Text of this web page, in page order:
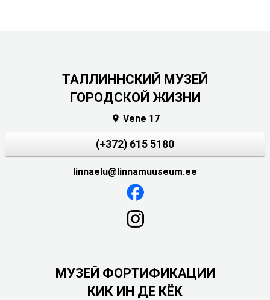
ТАЛЛИННСКИЙ МУЗЕЙ
ГОРОДСКОЙ ЖИЗНИ
 Vene 17
(+372) 615 5180
linnaelu@linnamuuseum.ee
МУЗЕЙ ФОРТИФИКАЦИИ
КИК ИН ДЕ КЁК